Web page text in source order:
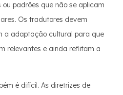
ou padrões que não se aplicam
Os tradutores devem
a adaptação cultural para que
relevantes e ainda reflitam a
é difícil. As diretrizes de